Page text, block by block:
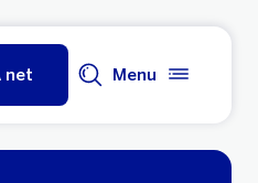
net Menu